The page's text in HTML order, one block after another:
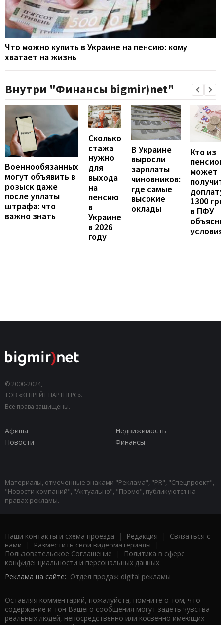
Что можно купить в Украине на пенсию: кому
хватает на жизнь
Внутри "Финансы bigmir)net"
Военнообязанных
могут объявить в
розыск даже
после уплаты
штрафа: что
важно знать
Сколько
стажа
нужно
для
выхода
на
пенсию
в
Украине
в 2026
году
В Украине
выросли
зарплаты
чиновников:
где самые
высокие
оклады
Кто из
может
1300
в ПФУ
© 2000-2024,
ТОВ «КЕПРЕЙТ ПАРТНЕРС».
Все права защищены.
Афиша
Недвижимость
Новости
Финансы
Материалы, отмеченные знаками "Реклама", "PR", "Спецпроект",
"Новости компаний", "Актуально", "Промо", публикуются на
правах рекламы.
Наши контакты и схема проезда | Редакция | Связаться с
нами | Разместить свои видеоматериалы |
Пользовательское Соглашение |
Политика в сфере
конфиденциальности и персональных данных
Реклама на сайте: Отдел продаж digital рекламы
Оставляя комментарий, пожалуйста, помните о том, что
содержание и тон Вашего сообщения могут задеть чувства
реальных людей, непосредственно или косвенно имеющих